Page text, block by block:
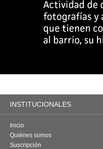
INSTITUCIONALES
Inicio
Quiénes somos
Suscripción